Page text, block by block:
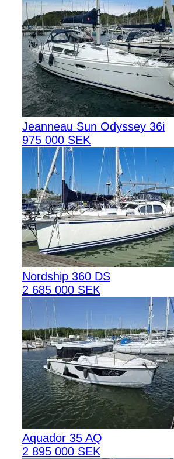
Jeanneau Sun Odyssey 36i
975 000 SEK
Nordship 360 DS
2 685 000 SEK
Aquador 35 AQ
2 895 000 SEK